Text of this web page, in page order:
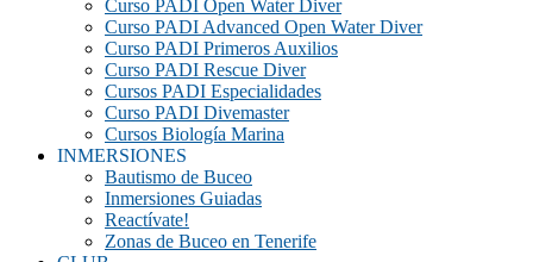
Curso PADI Open Water Diver
Curso PADI Advanced Open Water Diver
Curso PADI Primeros Auxilios
Curso PADI Rescue Diver
Cursos PADI Especialidades
Curso PADI Divemaster
Cursos Biología Marina
INMERSIONES
Bautismo de Buceo
Inmersiones Guiadas
Reactívate!
Zonas de Buceo en Tenerife